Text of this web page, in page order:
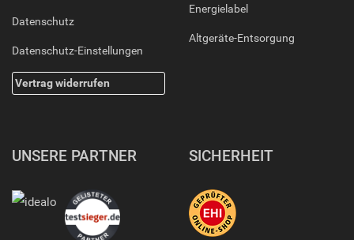
Datenschutz
Datenschutz-Einstellungen
Vertrag widerrufen
Energielabel
Altgeräte-Entsorgung
UNSERE PARTNER SICHERHEIT